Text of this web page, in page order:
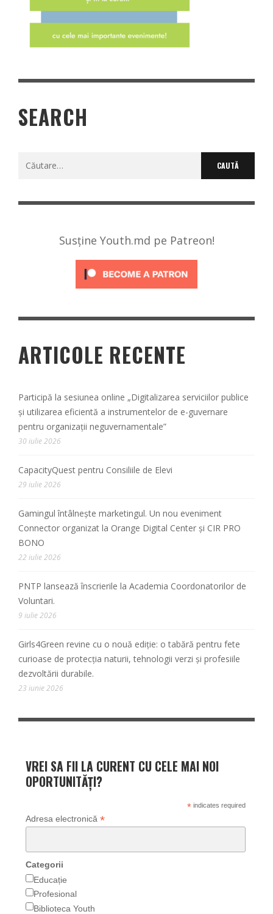
SEARCH
Caută
Susține Youth.md pe Patreon!
ARTICOLE RECENTE
Participă la sesiunea online „Digitalizarea serviciilor publice
și utilizarea eficientă a instrumentelor de e-guvernare
pentru organizații neguvernamentale”
30 iulie 2026
CapacityQuest pentru Consiliile de Elevi
29 iulie 2026
Gamingul întâlnește marketingul. Un nou eveniment
Connector organizat la Orange Digital Center și CIR PRO
BONO
22 iulie 2026
PNTP lansează înscrierile la Academia Coordonatorilor de
Voluntari.
9 iulie 2026
Girls4Green revine cu o nouă ediție: o tabără pentru fete
curioase de protecția naturii, tehnologii verzi și profesiile
dezvoltării durabile.
23 iunie 2026
VREI SA FII LA CURENT CU CELE MAI NOI
OPORTUNITĂȚI?
*indicates required
Adresa electronică *
Categorii
Educație
Profesional
Biblioteca Youth